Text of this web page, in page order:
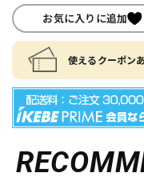
お気に入りに追加
使えるクーポン